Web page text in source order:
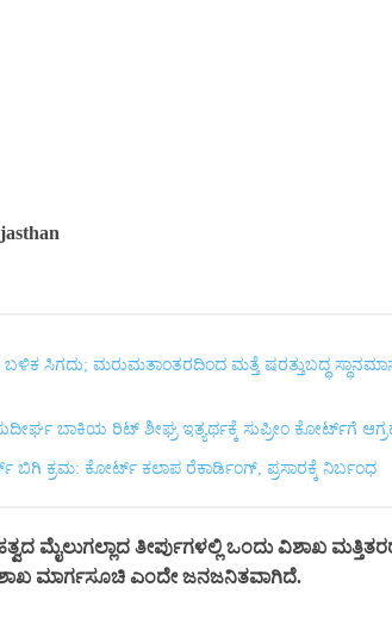
ಸಿಗದು; ಮರುಮತಾಂತರದಿಂದ ಮತ್ತೆ ಷರತ್ತುಬದ್ಧ
ಬಾಕಿಯ ರಿಟ್ ಶೀಘ್ರ ಇತ್ಯರ್ಥಕ್ಕೆ ಸುಪ್ರೀಂ ಕೋರ್ಟ್‌ಗೆ
ಬಿಗಿ ಕ್ರಮ: ಕೋರ್ಟ್ ಕಲಾಪ ರೆಕಾರ್ಡಿಂಗ್, ಪ್ರಸಾರಕ್ಕೆ ನಿರ್ಬಂಧ
ಮೈಲುಗಲ್ಲಾದ ತೀರ್ಪುಗಳಲ್ಲಿ ಒಂದು ವಿಶಾಖ
ಮಾರ್ಗಸೂಚಿ ಎಂದೇ ಜನಜನಿತವಾಗಿದೆ.